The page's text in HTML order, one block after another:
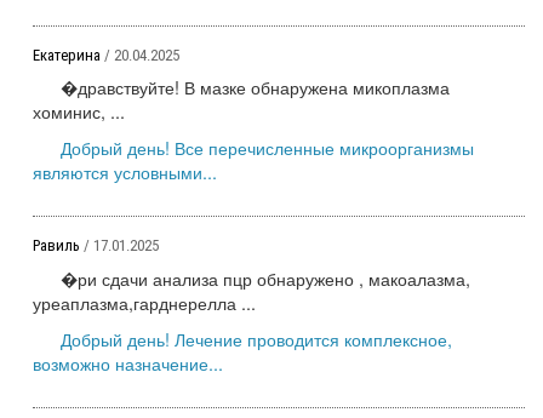
Екатерина / 20.04.2025
�дравствуйте! В мазке обнаружена микоплазма
хоминис, ...
Добрый день! Все перечисленные микроорганизмы
являются условными...
Равиль / 17.01.2025
�ри сдачи анализа пцр обнаружено , макоалазма,
уреаплазма,гарднерелла ...
Добрый день! Лечение проводится комплексное,
возможно назначение...